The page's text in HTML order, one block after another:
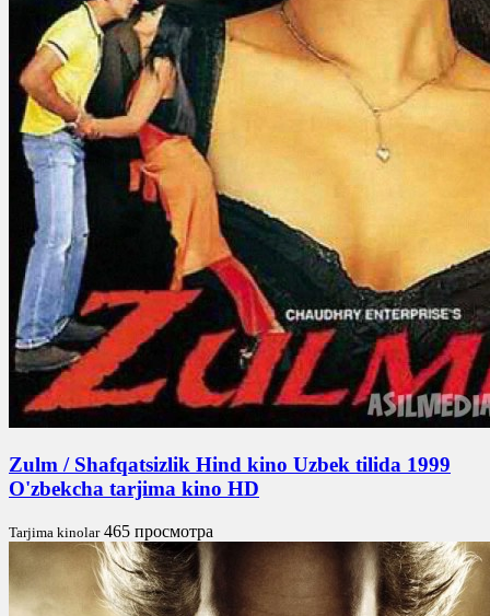
Zulm / Shafqatsizlik Hind kino Uzbek tilida 1999
O'zbekcha tarjima kino HD
Tarjima kinolar 465 просмотра